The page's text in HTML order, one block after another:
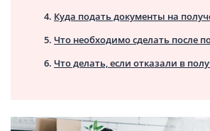
Куда подать документы на
Что необходимо сделать после
Что делать, если отказали в